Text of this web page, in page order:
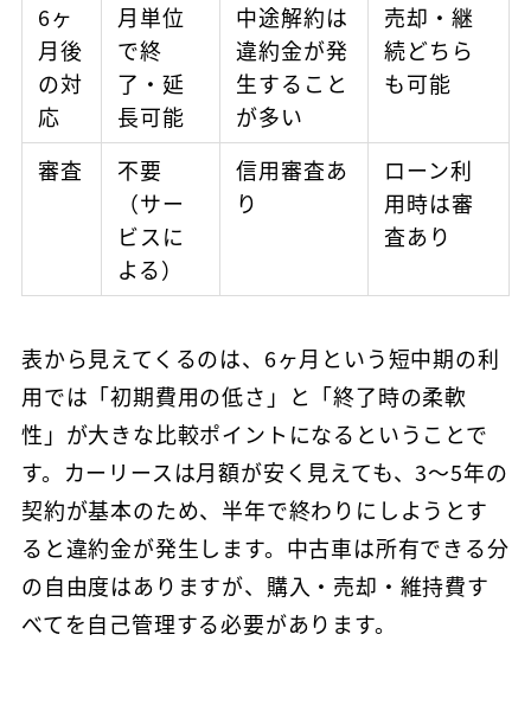
6ヶ
月後
の対
応
月単位
で終
了・延
長可能
中途解約は
違約金が発
生すること
が多い
売却・継
続どちら
も可能
審査
不要
（サー
ビスに
よる）
信用審査あ
り
ローン利
用時は審
査あり
表から見えてくるのは、6ヶ月という短中期の利
用では「初期費用の低さ」と「終了時の柔軟
性」が大きな比較ポイントになるということで
す。カーリースは月額が安く見えても、3〜5年の
契約が基本のため、半年で終わりにしようとす
ると違約金が発生します。中古車は所有できる分
の自由度はありますが、購入・売却・維持費す
べてを自己管理する必要があります。